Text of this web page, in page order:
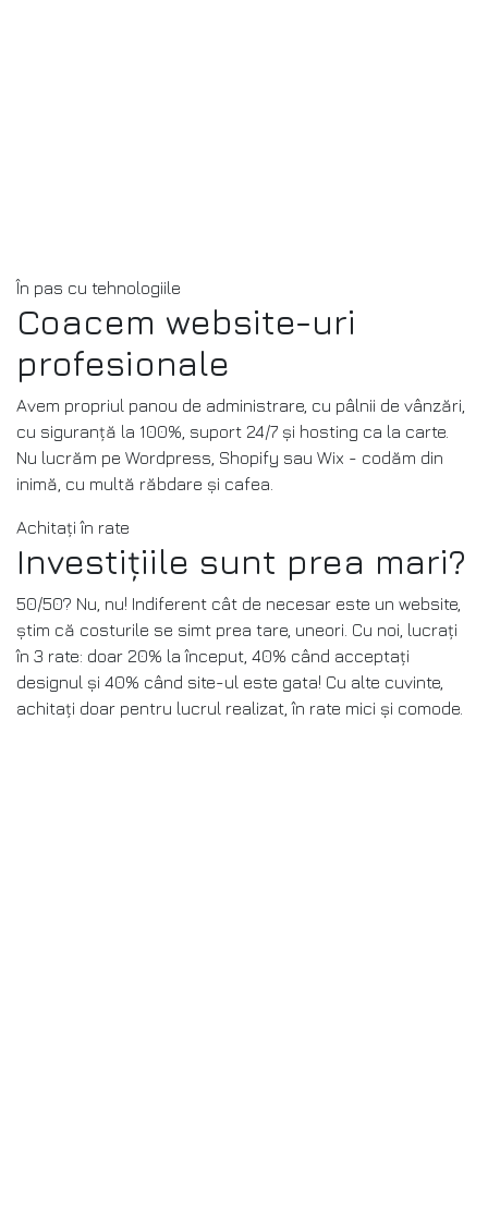
În pas cu tehnologiile
Coacem website-uri
profesionale
Avem propriul panou de administrare, cu pâlnii de vânzări,
cu siguranță la 100%, suport 24/7 și hosting ca la carte.
Nu lucrăm pe Wordpress, Shopify sau Wix - codăm din
inimă, cu multă răbdare și cafea.
Achitați în rate
Investițiile sunt prea mari?
50/50? Nu, nu! Indiferent cât de necesar este un website,
știm că costurile se simt prea tare, uneori. Cu noi, lucrați
în 3 rate: doar 20% la început, 40% când acceptați
designul și 40% când site-ul este gata! Cu alte cuvinte,
achitați doar pentru lucrul realizat, în rate mici și comode.